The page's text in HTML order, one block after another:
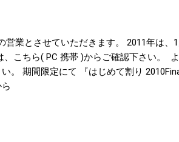
業とさせていただきます。 2011年は、
こちら( PC 携帯 )からご確認下さい。 よ
。 期間限定にて 『はじめて割り